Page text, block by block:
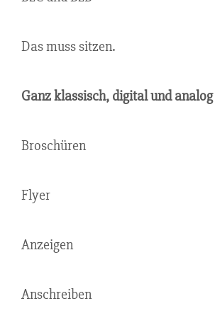
Das muss sitzen.
Ganz klassisch, digital und analog
Broschüren
Flyer
Anzeigen
Anschreiben